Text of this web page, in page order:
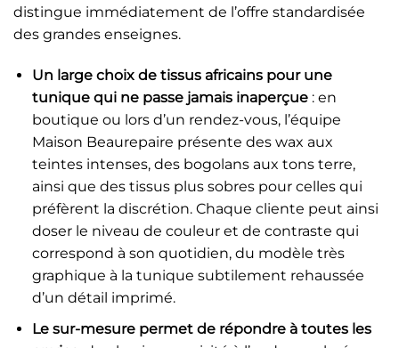
distingue immédiatement de l’offre standardisée
des grandes enseignes.
Un large choix de tissus africains pour une
tunique qui ne passe jamais inaperçue: en
boutique ou lors d’un rendez-vous, l’équipe
Maison Beaurepaire présente des wax aux
teintes intenses, des bogolans aux tons terre,
ainsi que des tissus plus sobres pour celles qui
préfèrent la discrétion. Chaque cliente peut ainsi
doser le niveau de couleur et de contraste qui
correspond à son quotidien, du modèle très
graphique à la tunique subtilement rehaussée
d’un détail imprimé.
Le sur-mesure permet de répondre à toutes les